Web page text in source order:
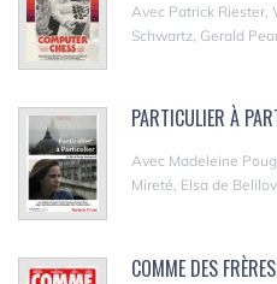
Avec Patrick Riester,
Schwartz, Gerald
PARTICULIER À
Avec Madeleine
Mireté, Elsa de
COMME DES